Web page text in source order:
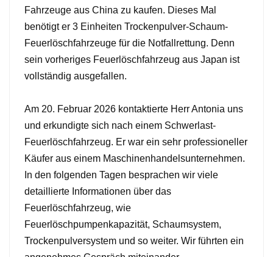
Fahrzeuge aus China zu kaufen. Dieses Mal
benötigt er 3 Einheiten Trockenpulver-Schaum-
Feuerlöschfahrzeuge für die Notfallrettung. Denn
sein vorheriges Feuerlöschfahrzeug aus Japan ist
vollständig ausgefallen.
Am 20. Februar 2026 kontaktierte Herr Antonia uns
und erkundigte sich nach einem Schwerlast-
Feuerlöschfahrzeug. Er war ein sehr professioneller
Käufer aus einem Maschinenhandelsunternehmen.
In den folgenden Tagen besprachen wir viele
detaillierte Informationen über das
Feuerlöschfahrzeug, wie
Feuerlöschpumpenkapazität, Schaumsystem,
Trockenpulversystem und so weiter. Wir führten ein